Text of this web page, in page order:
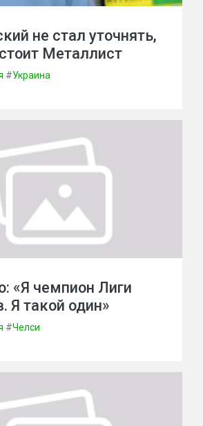
не стал уточнять,
Металлист
#Украина
«Я чемпион Лиги
Я такой один»
#Челси